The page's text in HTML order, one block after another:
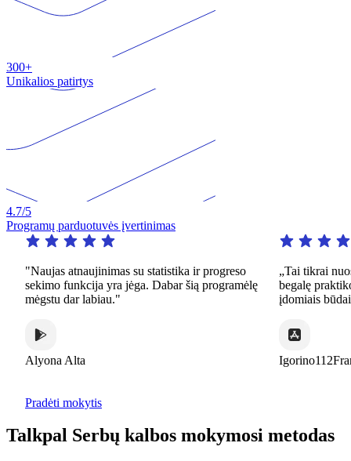
300+
Unikalios patirtys
4.7/5
Programų parduotuvės įvertinimas
"Naujas atnaujinimas su statistika ir progreso
sekimo funkcija yra jėga. Dabar šią programėlę
mėgstu dar labiau."
Alyona Alta
„Tai tikrai
begalę praktikos
įdomiais būdais.“
Igorino112France
Pradėti mokytis
Talkpal Serbų kalbos mokymosi metodas